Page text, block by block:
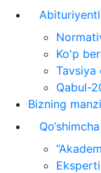
Ko'p
Tavsiya
Qabul-
Bizning